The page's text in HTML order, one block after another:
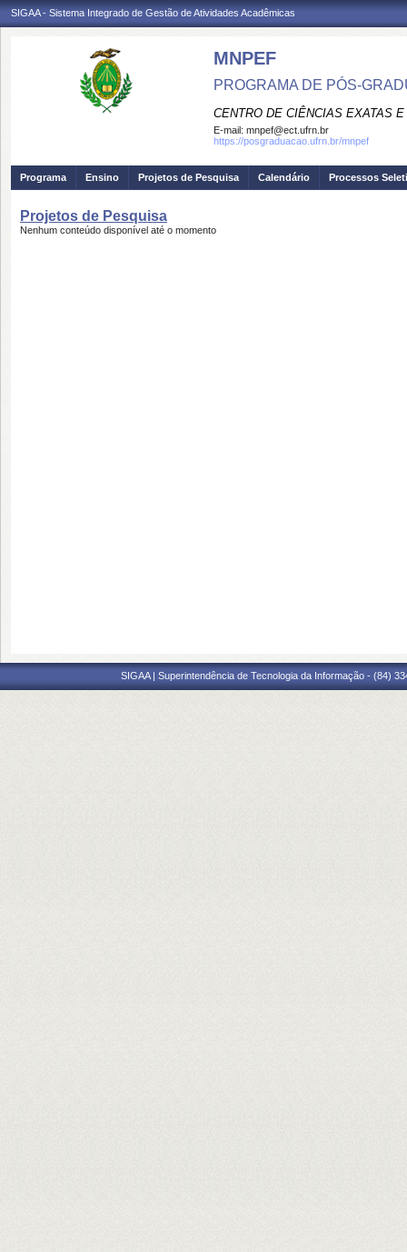
SIGAA - Sistema Integrado de Gestão de Atividades Acadêmicas
MNPEF
PROGRAMA DE PÓS-
CENTRO DE CIÊNCIAS EXATAS
E-mail: mnpef@ect.ufrn.br
https://posgraduacao.ufrn.br/mnpef
Programa Ensino Projetos de Pesquisa Calendário Processos
Projetos de Pesquisa
Nenhum conteúdo disponível até o momento
SIGAA | Superintendência de Tecnologia da Informação - (84)